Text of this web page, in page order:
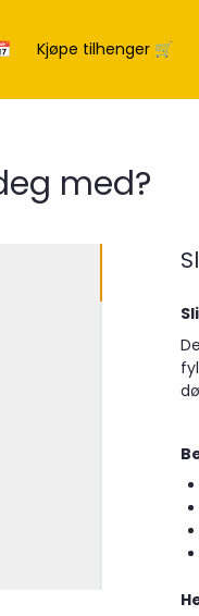
Kjøpe tilhenger 🛒
med?